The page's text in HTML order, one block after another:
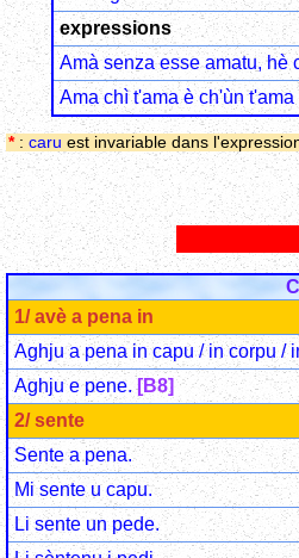
expressions
Amà senza esse amatu, hè
Ama chì t'ama è ch'ùn t'ama
*: caru est invariable dans
1/ avè a pena in
Aghju a pena in capu / in corpu /
Aghju e pene.[B8]
2/ sente
Sente a pena.
Mi sente u capu.
Li sente un pede.